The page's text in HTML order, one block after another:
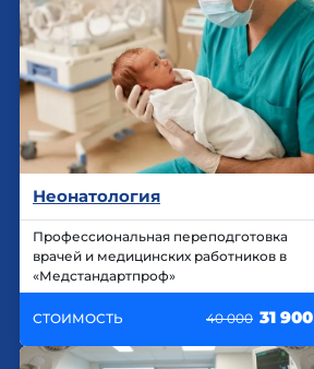
Неонатология
Профессиональная переподготовка
врачей и медицинских работников в
«Медстандартпроф»
СТОИМОСТЬ 40 000 31 900